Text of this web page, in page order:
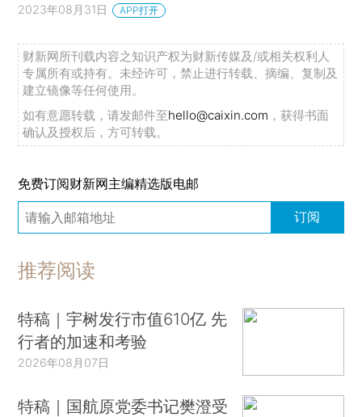
2023年08月31日 APP打开
财新网所刊载内容之知识产权为财新传媒及/或相关权利人
专属所有或持有。未经许可，禁止进行转载、摘编、复制及
建立镜像等任何使用。
如有意愿转载，请发邮件至hello@caixin.com ，获得书面
确认及授权后，方可转载。
免费订阅财新网主编精选版电邮
订阅
推荐阅读
特稿｜宇树发行市值610亿 先
行者的加速和考验
2026年08月07日
特稿｜国航原党委书记樊澄受